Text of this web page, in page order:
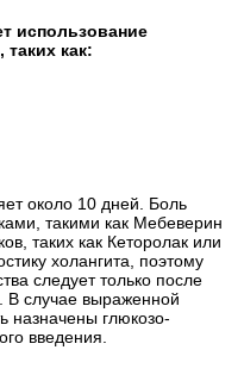
использование
как:
около 10 дней. Боль
такими как Мебеверин
таких как Кеторолак или
холангита, поэтому
следует только после
В случае выраженной
назначены глюкозо-
введения.